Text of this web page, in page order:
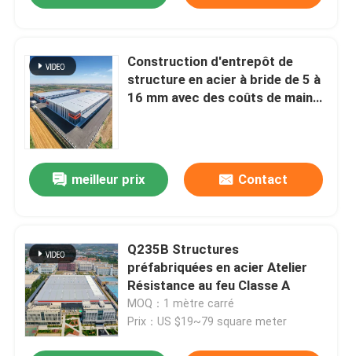
Construction d'entrepôt de
structure en acier à bride de 5 à
16 mm avec des coûts de main-
meilleur prix Contact
Q235B Structures
préfabriquées en acier Atelier
Résistance au feu Classe A
MOQ：1 mètre carré
Prix：US $19~79 square meter